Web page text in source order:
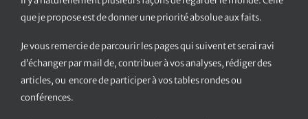
que je propose est de donner une priorité absolue aux faits.
Je vous remercie de parcourir les pages qui suivent et serai ravi
d’échanger par mail de, contribuer à vos analyses, rédiger des
articles, ou encore de participer à vos tables rondes ou
conférences.